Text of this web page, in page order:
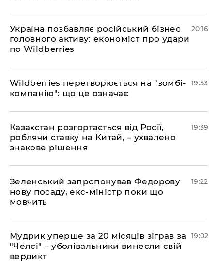
​Україна позбавляє російський бізнес
головного активу: економіст про удари
по Wildberries
20:16
​Wildberries перетворюється на "зомбі-
компанію": що це означає
19:53
​Казахстан розгортається від Росії,
роблячи ставку на Китай, – ухвалено
знакове рішення
19:39
​Зеленський запропонував Федорову
нову посаду, екс-міністр поки що
мовчить
19:22
​Мудрик уперше за 20 місяців зіграв за
"Челсі" – уболівальники винесли свій
вердикт
19:02